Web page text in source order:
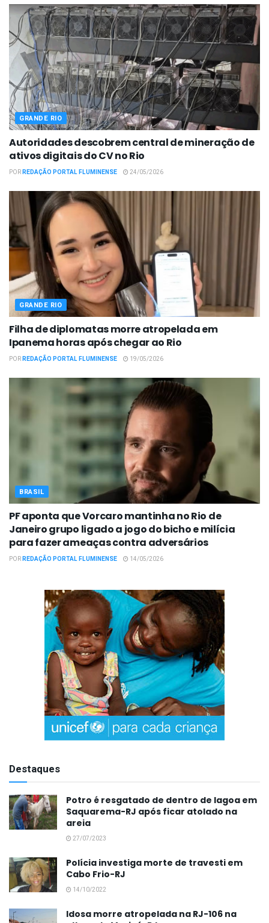
GRANDE RIO
Autoridades descobrem central de mineração de
ativos digitais do CV no Rio
PORREDAÇÃO PORTAL FLUMINENSE 24/05/2026
GRANDE RIO
Filha de diplomatas morre atropelada em
Ipanema horas após chegar ao Rio
PORREDAÇÃO PORTAL FLUMINENSE 19/05/2026
BRASIL
PF aponta que Vorcaro mantinha no Rio de
Janeiro grupo ligado a jogo do bicho e milícia
para fazer ameaças contra adversários
PORREDAÇÃO PORTAL FLUMINENSE 14/05/2026
Destaques
Potro é resgatado de dentro de lagoa em
Saquarema-RJ após ficar atolado na
areia
27/07/2023
Polícia investiga morte de travesti em
Cabo Frio-RJ
14/10/2022
Idosa morre atropelada na RJ-106 na